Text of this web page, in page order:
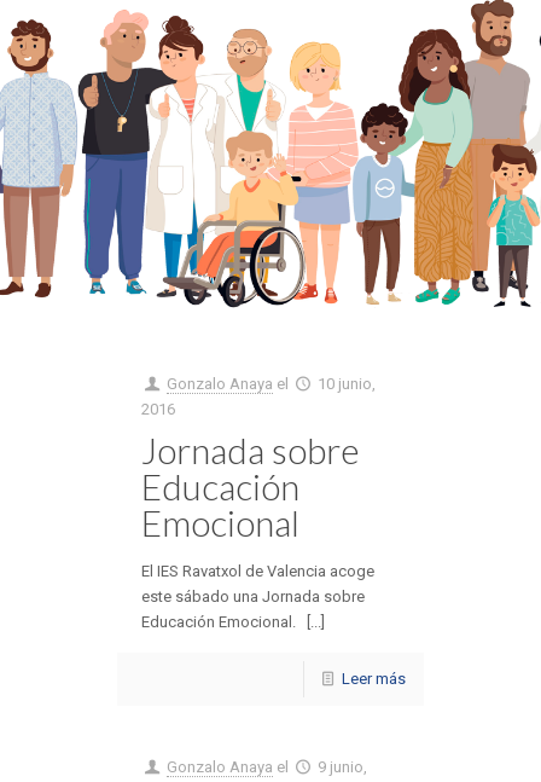
Gonzalo Anaya el
10 junio,
2016
Jornada sobre
Educación
Emocional
El IES Ravatxol de Valencia acoge
este sábado una Jornada sobre
Educación Emocional. [...]
Leer más
Gonzalo Anaya el
9 junio,